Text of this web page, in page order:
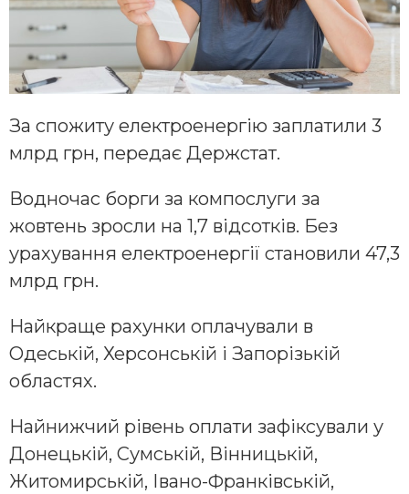
За спожиту електроенергію заплатили 3
млрд грн, передає Держстат.
Водночас борги за компослуги за
жовтень зросли на 1,7 відсотків. Без
урахування електроенергії становили 47,3
млрд грн.
Найкраще рахунки оплачували в
Одеській, Херсонській і Запорізькій
областях.
Найнижчий рівень оплати зафіксували у
Донецькій, Сумській, Вінницькій,
Житомирській, Івано-Франківській,